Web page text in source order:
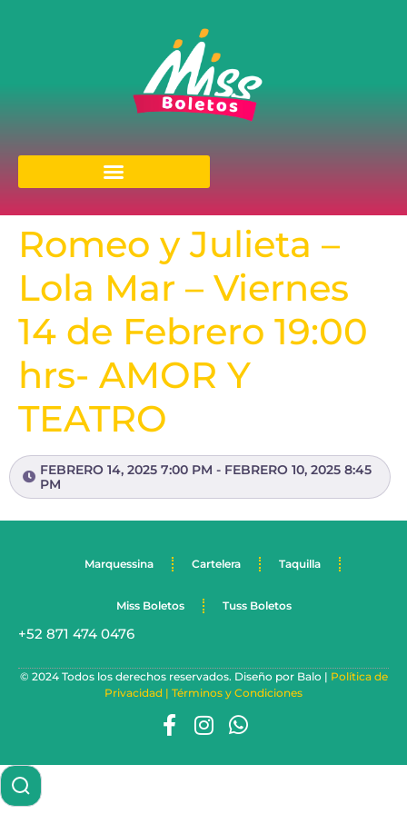
Romeo y Julieta –
Lola Mar – Viernes
14 de Febrero 19:00
hrs- AMOR Y
TEATRO
FEBRERO 14, 2025 7:00 PM - FEBRERO 10, 2025 8:45
PM
Marquessina Cartelera Taquilla
Miss Boletos Tuss Boletos
+52 871 474 0476
© 2024 Todos los derechos reservados. Diseño por Balo | Política de
Privacidad | Términos y Condiciones